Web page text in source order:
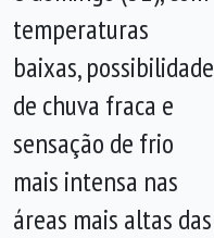
temperaturas
baixas, possibilidade
de chuva fraca e
sensação de frio
mais intensa nas
áreas mais altas das